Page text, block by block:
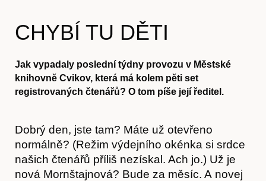
CHYBÍ TU DĚTI
Jak vypadaly poslední týdny provozu v Městské
knihovně Cvikov, která má kolem pěti set
registrovaných čtenářů? O tom píše její ředitel.
Dobrý den, jste tam? Máte už otevřeno
normálně? (Režim výdejního okénka si srdce
našich čtenářů příliš nezískal. Ach jo.) Už je
nová Mornštajnová? Bude za měsíc. A novej